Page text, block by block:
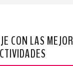
CON LAS